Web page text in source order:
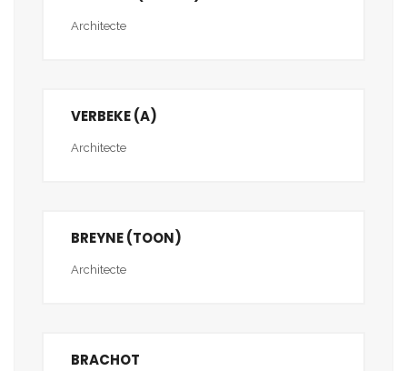
Architecte
VERBEKE (A)
Architecte
BREYNE (TOON)
Architecte
BRACHOT